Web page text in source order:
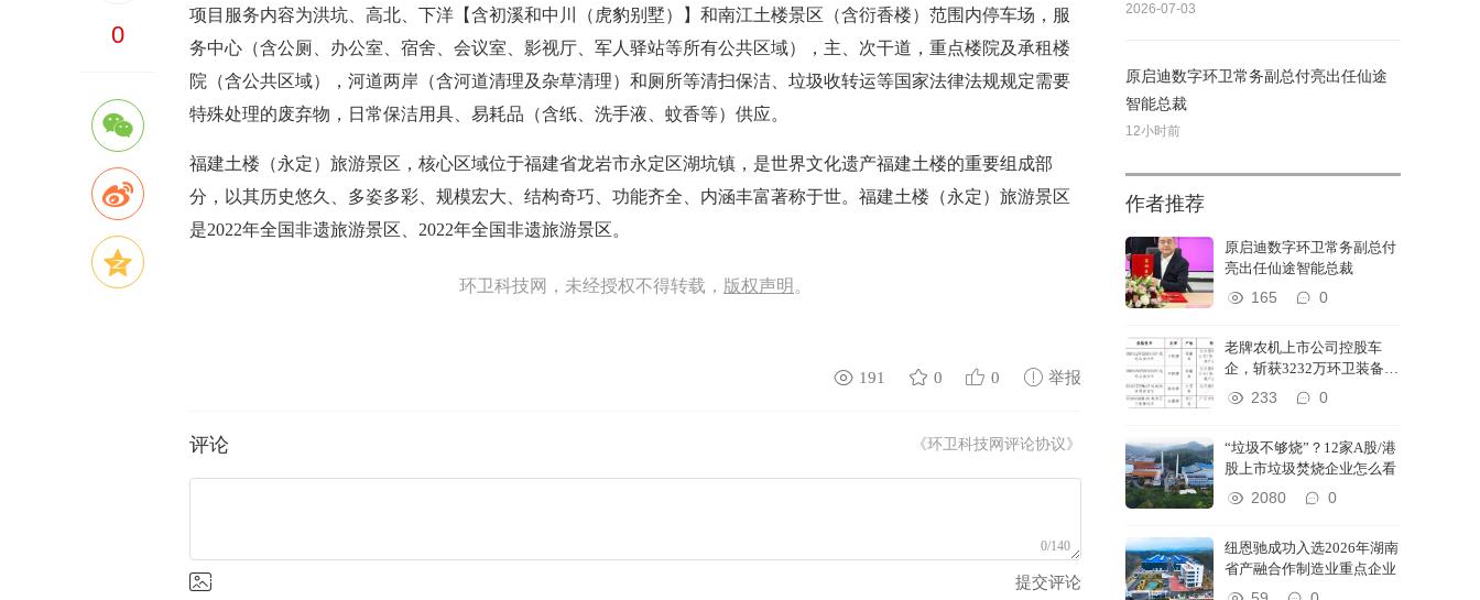
0
项目服务内容为洪坑、高北、下洋【含初溪和中川（虎豹别墅）】和南江土楼景区（含衍香楼）范围内停车场，服
务中心（含公厕、办公室、宿舍、会议室、影视厅、军人驿站等所有公共区域），主、次干道，重点楼院及承租楼
院（含公共区域），河道两岸（含河道清理及杂草清理）和厕所等清扫保洁、垃圾收转运等国家法律法规规定需要
特殊处理的废弃物，日常保洁用具、易耗品（含纸、洗手液、蚊香等）供应。
福建土楼（永定）旅游景区，核心区域位于福建省龙岩市永定区湖坑镇，是世界文化遗产福建土楼的重要组成部
分，以其历史悠久、多姿多彩、规模宏大、结构奇巧、功能齐全、内涵丰富著称于世。福建土楼（永定）旅游景区
是2022年全国非遗旅游景区、2022年全国非遗旅游景区。
环卫科技网，未经授权不得转载， 版权声明 。
举报
0
0
191
评论 《环卫科技网评论协议》
0/140
提交评论
2026-07-03
原启迪数字环卫常务副总付亮出任仙途
智能总裁
12小时前
作者推荐
原启迪数字环卫常务副总付
亮出任仙途智能总裁
165 0
老牌农机上市公司控股车
企，斩获3232万环卫装备订
单
233 0
“垃圾不够烧”？12家A股/港
股上市垃圾焚烧企业怎么看
2080 0
纽恩驰成功入选2026年湖南
省产融合作制造业重点企业